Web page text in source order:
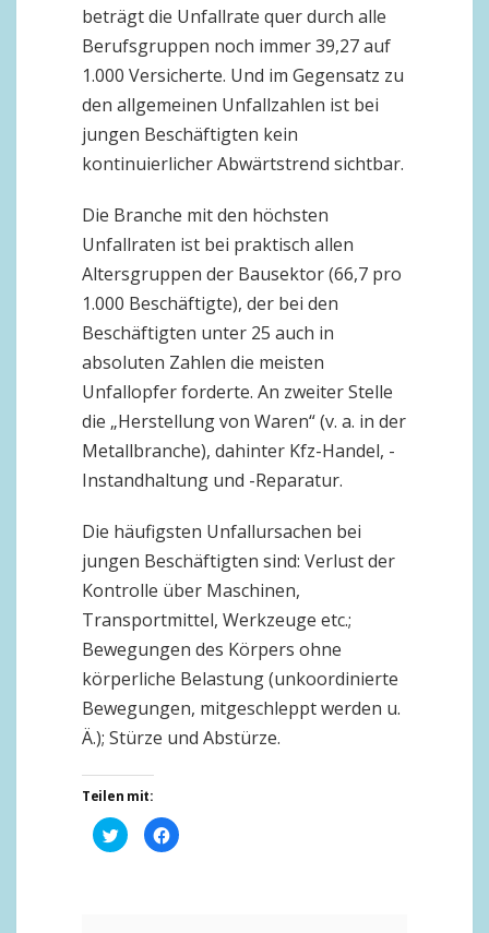
beträgt die Unfallrate quer durch alle
Berufsgruppen noch immer 39,27 auf
1.000 Versicherte. Und im Gegensatz zu
den allgemeinen Unfallzahlen ist bei
jungen Beschäftigten kein
kontinuierlicher Abwärtstrend sichtbar.
Die Branche mit den höchsten
Unfallraten ist bei praktisch allen
Altersgruppen der Bausektor (66,7 pro
1.000 Beschäftigte), der bei den
Beschäftigten unter 25 auch in
absoluten Zahlen die meisten
Unfallopfer forderte. An zweiter Stelle
die „Herstellung von Waren“ (v. a. in der
Metallbranche), dahinter Kfz-Handel, -
Instandhaltung und -Reparatur.
Die häufigsten Unfallursachen bei
jungen Beschäftigten sind: Verlust der
Kontrolle über Maschinen,
Transportmittel, Werkzeuge etc.;
Bewegungen des Körpers ohne
körperliche Belastung (unkoordinierte
Bewegungen, mitgeschleppt werden u.
Ä.); Stürze und Abstürze.
Teilen mit:
Klick,
um
Klick,
um